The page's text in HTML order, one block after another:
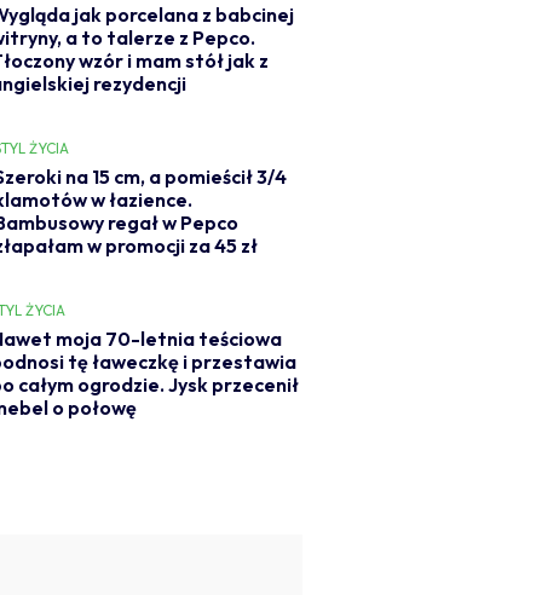
jak porcelana z babcinej
a to talerze z Pepco.
wzór i mam stół jak z
rezydencji
ŻYCIA
na 15 cm, a pomieścił 3/4
w łazience.
regał w Pepco
w promocji za 45 zł
ŻYCIA
moja 70-letnia teściowa
tę ławeczkę i przestawia
całym ogrodzie. Jysk przecenił
o połowę